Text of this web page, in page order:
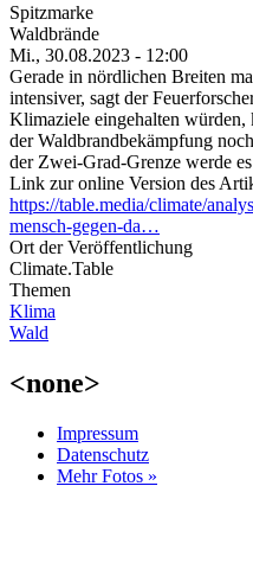
Spitzmarke
Waldbrände
Mi., 30.08.2023 - 12:00
Gerade in nördlichen Breiten
intensiver, sagt der
Klimaziele eingehalten
der Waldbrandbekämpfung
der Zwei-Grad-Grenze werde
Link zur online Version des
https://table.media/climate/
mensch-gegen-da…
Ort der Veröffentlichung
Climate.Table
Themen
Klima
Wald
<none>
Impressum
Datenschutz
Mehr Fotos »